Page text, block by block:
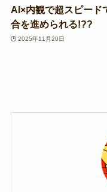
AI×内観で超スピード
合を進められる!??
2025年11月20日